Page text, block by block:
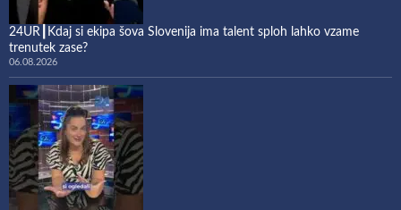
24UR┃Kdaj si ekipa šova Slovenija ima talent sploh lahko vzame
trenutek zase?
06.08.2026